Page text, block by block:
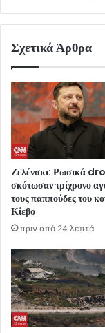
Σχετικά Άρθρα
Ζελένσκι: Ρωσικά
σκότωσαν τρίχρονο
τους παππούδες του
Κίεβο
πριν από 24 λεπτά